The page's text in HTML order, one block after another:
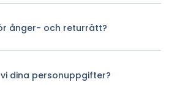
ånger- och returrätt?
dina personuppgifter?